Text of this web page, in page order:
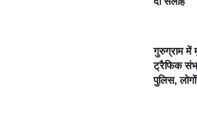
गुरुग्राम में
ट्रैफिक
पुलिस,